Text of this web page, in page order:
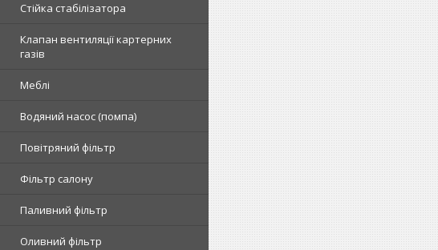
Стійка стабілізатора
Клапан вентиляції картерних
газів
Меблі
Водяний насос (помпа)
Повітряний фільтр
Фільтр салону
Паливний фільтр
Оливний фільтр